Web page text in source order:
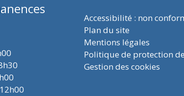
Accessibilité : non
Plan du site
Mentions légales
Politique de protection
Gestion des cookies